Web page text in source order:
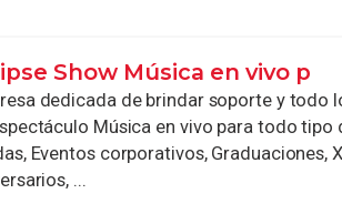
Show Música en vivo p
dedicada de brindar soporte y todo
Música en vivo para todo tipo
Eventos corporativos, Graduaciones,
...